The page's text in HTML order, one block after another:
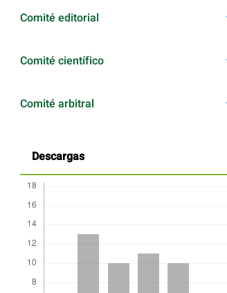
Comité editorial
Comité científico
Comité arbitral
Descargas